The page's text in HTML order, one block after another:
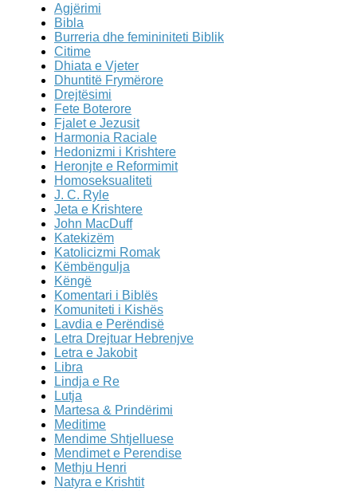
Agjërimi
Bibla
Burreria dhe femininiteti Biblik
Citime
Dhiata e Vjeter
Dhuntitë Frymërore
Drejtësimi
Fete Boterore
Fjalet e Jezusit
Harmonia Raciale
Hedonizmi i Krishtere
Heronjte e Reformimit
Homoseksualiteti
J. C. Ryle
Jeta e Krishtere
John MacDuff
Katekizëm
Katolicizmi Romak
Këmbëngulja
Këngë
Komentari i Biblës
Komuniteti i Kishës
Lavdia e Perëndisë
Letra Drejtuar Hebrenjve
Letra e Jakobit
Libra
Lindja e Re
Lutja
Martesa & Prindërimi
Meditime
Mendime Shtjelluese
Mendimet e Perendise
Methju Henri
Natyra e Krishtit